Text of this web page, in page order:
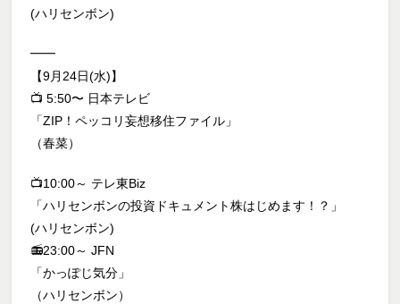
(ハリセンボン)
━━
【9月24日(水)】
📺 5:50〜 日本テレビ
「ZIP！ペッコリ妄想移住ファイル」
（春菜）
📺10:00～ テレ東Biz
「ハリセンボンの投資ドキュメント株はじめます！？」
(ハリセンボン)
📻23:00～ JFN
「かっぽじ気分」
（ハリセンボン）